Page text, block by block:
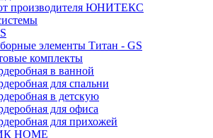
производителя ЮНИТЕКС
элементы Титан - GS
комплекты
в ванной
для спальни
в детскую
для офиса
для прихожей
HOME